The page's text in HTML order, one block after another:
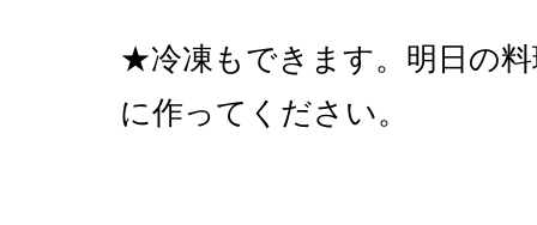
★冷凍もできます。明日の
に作ってください。